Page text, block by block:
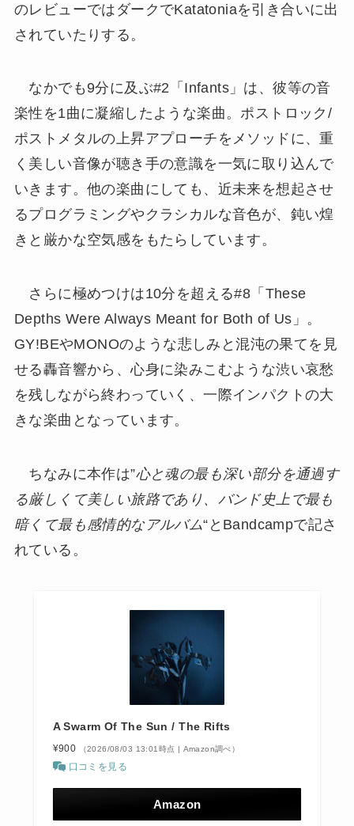
のレビューではダークでKatatoniaを引き合いに出
されていたりする。
なかでも9分に及ぶ#2「Infants」は、彼等の音
楽性を1曲に凝縮したような楽曲。ポストロック/
ポストメタルの上昇アプローチをメソッドに、重
く美しい音像が聴き手の意識を一気に取り込んで
いきます。他の楽曲にしても、近未来を想起させ
るプログラミングやクラシカルな音色が、鈍い煌
きと厳かな空気感をもたらしています。
さらに極めつけは10分を超える#8「These
Depths Were Always Meant for Both of Us」。
GY!BEやMONOのような悲しみと混沌の果てを見
せる轟音響から、心身に染みこむような渋い哀愁
を残しながら終わっていく、一際インパクトの大
きな楽曲となっています。
ちなみに本作は”心と魂の最も深い部分を通過す
る厳しくて美しい旅路であり、バンド史上で最も
暗くて最も感情的なアルバム“とBandcampで記さ
れている。
A Swarm Of The Sun / The Rifts
¥900 （2026/08/03 13:01時点 | Amazon調べ）
口コミを見る
Amazon